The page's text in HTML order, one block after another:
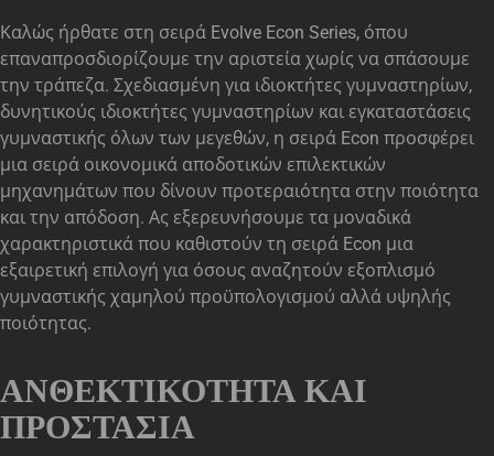
Καλώς ήρθατε στη σειρά Evolve Econ Series, όπου
επαναπροσδιορίζουμε την αριστεία χωρίς να σπάσουμε
την τράπεζα. Σχεδιασμένη για ιδιοκτήτες γυμναστηρίων,
δυνητικούς ιδιοκτήτες γυμναστηρίων και εγκαταστάσεις
γυμναστικής όλων των μεγεθών, η σειρά Econ προσφέρει
μια σειρά οικονομικά αποδοτικών επιλεκτικών
μηχανημάτων που δίνουν προτεραιότητα στην ποιότητα
και την απόδοση. Ας εξερευνήσουμε τα μοναδικά
χαρακτηριστικά που καθιστούν τη σειρά Econ μια
εξαιρετική επιλογή για όσους αναζητούν εξοπλισμό
γυμναστικής χαμηλού προϋπολογισμού αλλά υψηλής
ποιότητας.
ΑΝΘΕΚΤΙΚΌΤΗΤΑ ΚΑΙ
ΠΡΟΣΤΑΣΊΑ